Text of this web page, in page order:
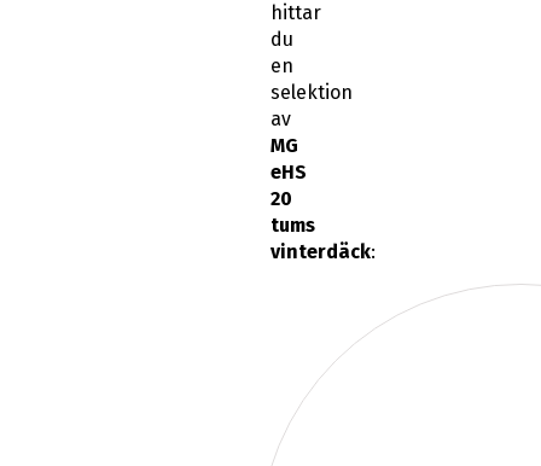
hittar
du
en
selektion
av
MG
eHS
20
tums
vinterdäck: